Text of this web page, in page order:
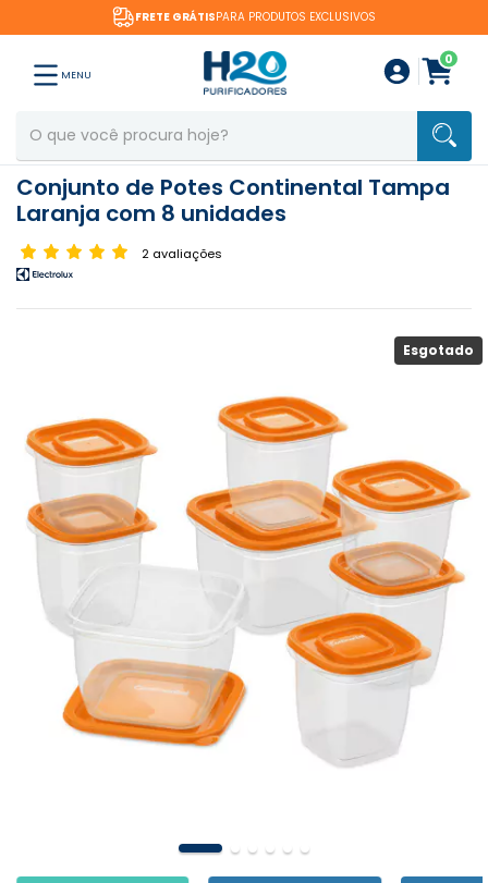
FRETE GRÁTISPARA PRODUTOS EXCLUSIVOS
MENU
0
Conjunto de Potes Continental Tampa
Laranja com 8 unidades
2 avaliações
Esgotado